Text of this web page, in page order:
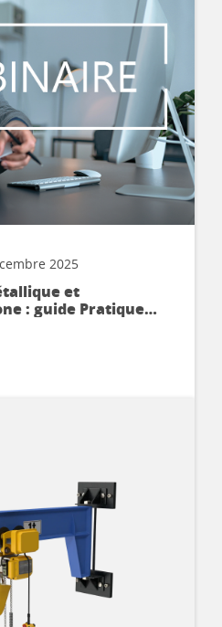
2025
et
: guide Pratique
en replay